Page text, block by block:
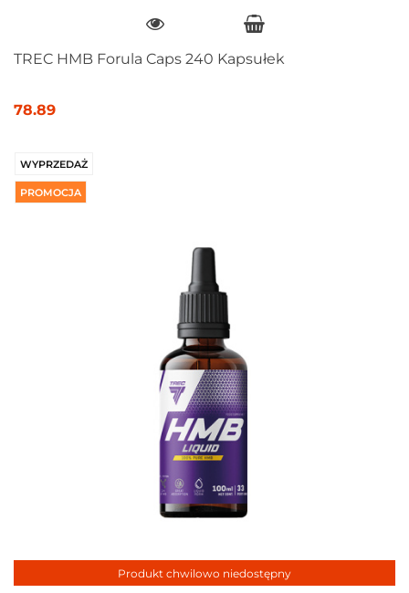
TREC HMB Forula Caps 240 Kapsułek
78.89
WYPRZEDAŻ
PROMOCJA
Produkt chwilowo niedostępny